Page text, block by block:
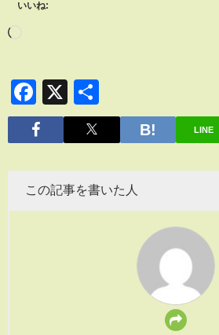
いいね:
Facebook
X
有
LINE
この記事を書いた人